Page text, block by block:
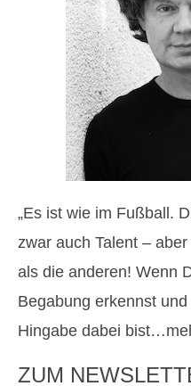
„Es ist wie im Fußball.
zwar auch Talent –
als die anderen! Wenn
Begabung erkennst
Hingabe dabei
ZUM